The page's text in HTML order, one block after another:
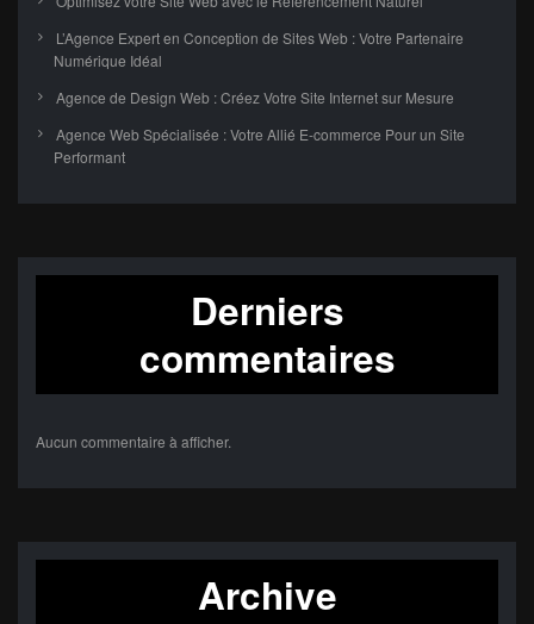
L’Agence Expert en Conception de Sites Web : Votre Partenaire
Numérique Idéal
Agence de Design Web : Créez Votre Site Internet sur Mesure
Agence Web Spécialisée : Votre Allié E-commerce Pour un Site
Performant
Derniers
commentaires
Aucun commentaire à afficher.
Archive